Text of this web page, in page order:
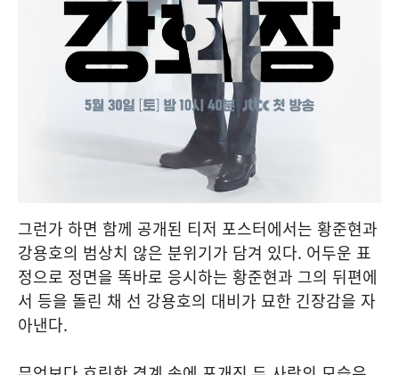
그런가 하면 함께 공개된 티저 포스터에서는 황준현과
강용호의 범상치 않은 분위기가 담겨 있다. 어두운 표
정으로 정면을 똑바로 응시하는 황준현과 그의 뒤편에
서 등을 돌린 채 선 강용호의 대비가 묘한 긴장감을 자
아낸다.